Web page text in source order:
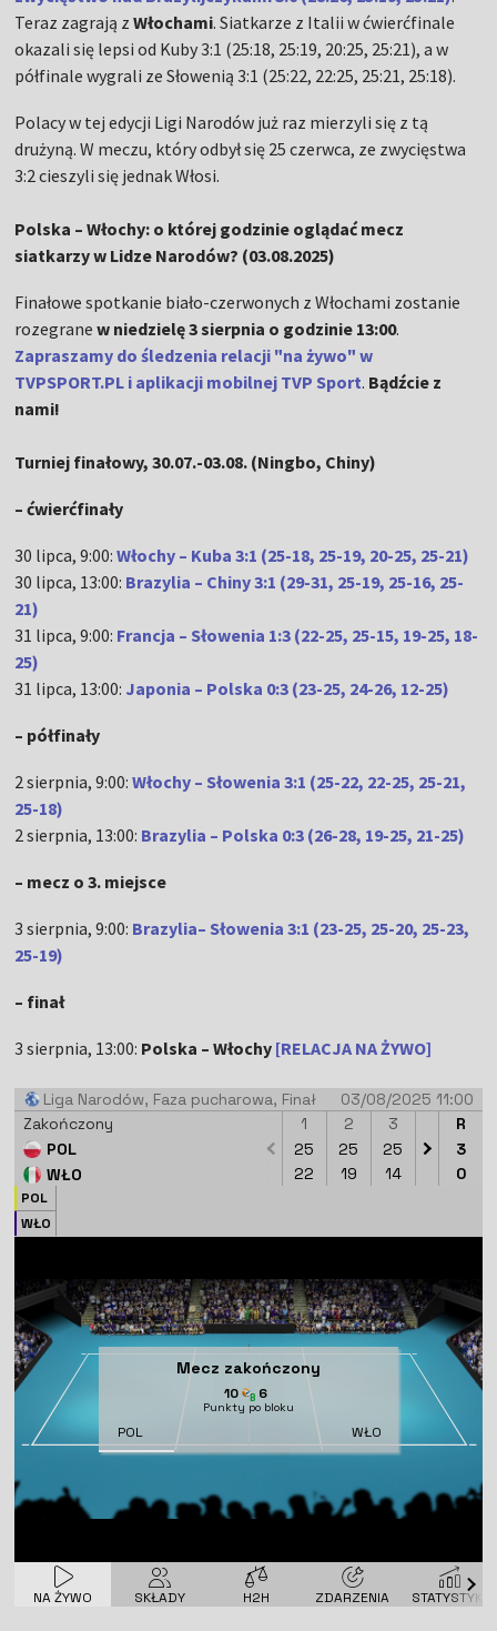
Teraz zagrają zWłochami. Siatkarze z Italii w ćwierćfinale
okazali się lepsi od Kuby 3:1 (25:18, 25:19, 20:25, 25:21), a w
półfinale wygrali ze Słowenią 3:1 (25:22, 22:25, 25:21, 25:18).
Polacy w tej edycji Ligi Narodów już raz mierzyli się z tą
drużyną. W meczu, który odbył się 25 czerwca, ze zwycięstwa
3:2 cieszyli się jednak Włosi.
Polska – Włochy: o której godzinie oglądać mecz
siatkarzy w Lidze Narodów? (03.08.2025)
Finałowe spotkanie biało-czerwonych z Włochami zostanie
rozegranew niedzielę 3 sierpnia o godzinie 13:00.
Zapraszamy do śledzenia relacji "na żywo" w
TVPSPORT.PL i aplikacji mobilnej TVP Sport. Bądźcie z
nami!
Turniej finałowy, 30.07.-03.08. (Ningbo, Chiny)
– ćwierćfinały
30 lipca, 9:00:Włochy – Kuba 3:1 (25-18, 25-19, 20-25, 25-21)
30 lipca, 13:00: Brazylia – Chiny 3:1 (29-31, 25-19, 25-16, 25-
21)
31 lipca, 9:00: Francja – Słowenia 1:3 (22-25, 25-15, 19-25, 18-
25)
31 lipca, 13:00: Japonia – Polska 0:3 (23-25, 24-26, 12-25)
– półfinały
2 sierpnia, 9:00:Włochy – Słowenia 3:1 (25-22, 22-25, 25-21,
25-18)
2 sierpnia, 13:00: Brazylia – Polska 0:3 (26-28, 19-25, 21-25)
– mecz o 3. miejsce
3 sierpnia, 9:00: Brazylia– Słowenia 3:1 (23-25, 25-20, 25-23,
25-19)
– finał
3 sierpnia, 13:00: Polska – Włochy [RELACJA NA ŻYWO]
Liga Narodów, Faza pucharowa, Finał
03/08/2025 11:00
Zakończony
POL
WŁO
1
25
22
2
25
19
3
25
14
R
3
0
POL
WŁO
NA ŻYWO SKŁADY H2H ZDARZENIA STATYSTYKI
Mecz zakończony
POL
10 6
Punkty po bloku
WŁO